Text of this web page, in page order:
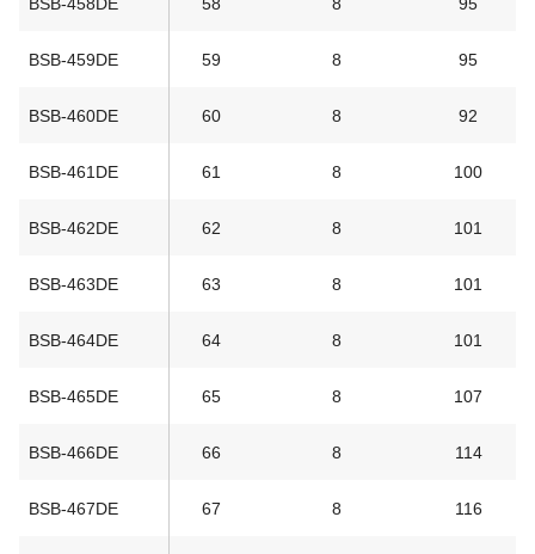
BSB-458DE 58 8 95
BSB-459DE 59 8 95
BSB-460DE 60 8 92
BSB-461DE 61 8 100
BSB-462DE 62 8 101
BSB-463DE 63 8 101
BSB-464DE 64 8 101
BSB-465DE 65 8 107
BSB-466DE 66 8 114
BSB-467DE 67 8 116